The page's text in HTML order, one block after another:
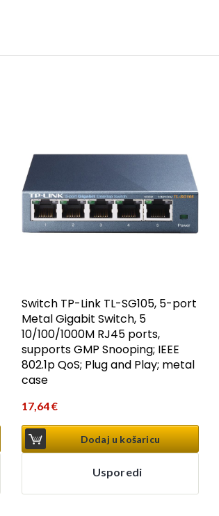
Switch TP-Link TL-SG105, 5-port
Metal Gigabit Switch, 5
10/100/1000M RJ45 ports,
supports GMP Snooping; IEEE
802.1p QoS; Plug and Play; metal
case
17,64€
Dodaj u košaricu
Usporedi